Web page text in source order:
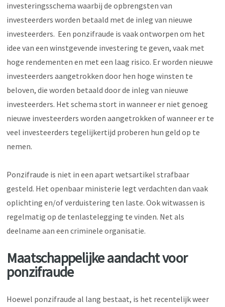
investeringsschema waarbij de opbrengsten van
investeerders worden betaald met de inleg van nieuwe
investeerders. Een ponzifraude is vaak ontworpen om het
idee van een winstgevende investering te geven, vaak met
hoge rendementen en met een laag risico. Er worden nieuwe
investeerders aangetrokken door hen hoge winsten te
beloven, die worden betaald door de inleg van nieuwe
investeerders. Het schema stort in wanneer er niet genoeg
nieuwe investeerders worden aangetrokken of wanneer er te
veel investeerders tegelijkertijd proberen hun geld op te
nemen.
Ponzifraude is niet in een apart wetsartikel strafbaar
gesteld. Het openbaar ministerie legt verdachten dan vaak
oplichting en/of verduistering ten laste. Ook witwassen is
regelmatig op de tenlastelegging te vinden. Net als
deelname aan een criminele organisatie.
Maatschappelijke aandacht voor
ponzifraude
Hoewel ponzifraude al lang bestaat, is het recentelijk weer